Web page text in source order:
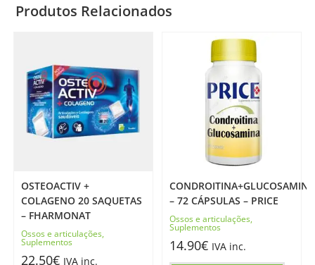
Produtos Relacionados
OSTEOACTIV +
COLAGENO 20 SAQUETAS
– FHARMONAT
Ossos e articulações,
Suplementos
22.50€ IVA inc.
CONDROITINA+GLUCOSAMINA
– 72 CÁPSULAS – PRICE
Ossos e articulações,
Suplementos
14.90€ IVA inc.